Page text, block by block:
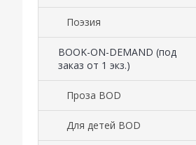
Поэзия
BOOK-ON-DEMAND (под
заказ от 1 экз.)
Проза BOD
Для детей BOD